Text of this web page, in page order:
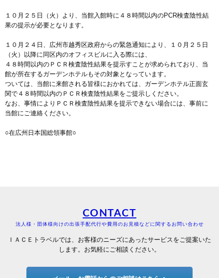
１０月２５日（火）より、当館入館時に４８時間以内のPCR検査陰性結
果の提示が必要となります。
１０月２４日、広州市越秀区政府からの緊急通知により、１０月２５日
（火）以降に同区内のオフィスビルに入る際には、
４８時間以内のＰＣＲ検査陰性結果を提示すことが求められており、当
館が所在するガーデンホテルもその対象となっています。
ついては、当館に来館される皆様におかれては、ガーデンホテル正面玄
関で４８時間以内のＰＣＲ検査陰性結果をご提示しください。
なお、事情によりＰＣＲ検査陰性結果を提示できない場合には、事前に
当館にご連絡ください。
○在広州日本国総領事館○
CONTACT
法人様・団体様向けの出張手配代行や費用のお見積などに関するお問い合わせ
ＩＡＣＥトラベルでは、お客様のニーズにあったサービスをご提案いた
します。お気軽にご相談ください。